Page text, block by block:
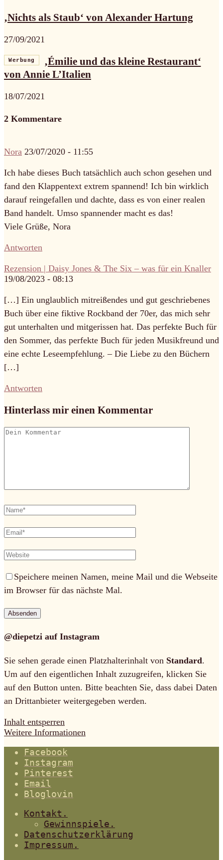
‚Nichts als Staub‘ von Alexander Hartung
27/09/2021
Werbung
‚Émilie und das kleine Restaurant‘
von Annie L’Italien
18/07/2021
2 Kommentare
Nora 23/07/2020 - 11:55
Ich habe dieses Buch tatsächlich auch schon gesehen und
fand den Klappentext extrem spannend! Ich bin wirklich
darauf reingefallen und dachte, dass es von einer realen
Band handelt. Umso spannender macht es das!
Viele Grüße, Nora
Antworten
Rezension | Daisy Jones & The Six – was für ein Knaller
19/08/2023 - 08:13
[…] Ein unglaublich mitreißendes und gut geschriebenes
Buch über eine fiktive Rockband der 70er, das mich sehr
gut unterhalten und mitgerissen hat. Das perfekte Buch für
den Sommer, das perfekte Buch für jeden Musikfreund und
eine echte Leseempfehlung. – Die Liebe zu den Büchern
[…]
Antworten
Hinterlass mir einen Kommentar
Speichere meinen Namen, meine Mail und die Webseite
im Browser für das nächste Mal.
@diepetzi auf Instagram
Sie sehen gerade einen Platzhalterinhalt von Standard.
Um auf den eigentlichen Inhalt zuzugreifen, klicken Sie
auf den Button unten. Bitte beachten Sie, dass dabei Daten
an Drittanbieter weitergegeben werden.
Inhalt entsperren
Weitere Informationen
Facebook
Instagram
Pinterest
Email
Bloglovin
Kontakt.
Gewinnspiele.
Datenschutzerklärung
Impressum.